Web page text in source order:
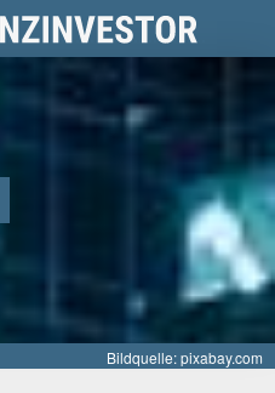
Bildquelle: pixabay.com